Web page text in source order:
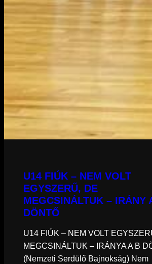
U14 FIÚK – NEM VOLT
EGYSZERŰ, DE
MEGCSINÁLTUK – IRÁNY
DÖNTŐ
U14 FIÚK – NEM VOLT
MEGCSINÁLTUK – IRÁNYA A B
(Nemzeti Serdülő Bajnokság) Nem